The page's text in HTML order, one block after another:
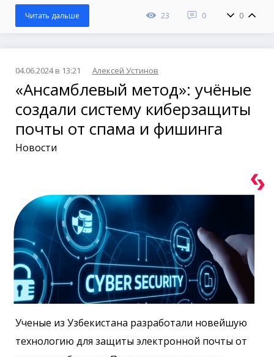
23 0 0
Читать дальше
04.06.2024 в 13:21 Алексей Устинов
«Ансамблевый метод»: учёные
создали систему киберзащиты
почты от спама и фишинга
Новости
Ученые из Узбекистана разработали новейшую
технологию для защиты электронной почты от